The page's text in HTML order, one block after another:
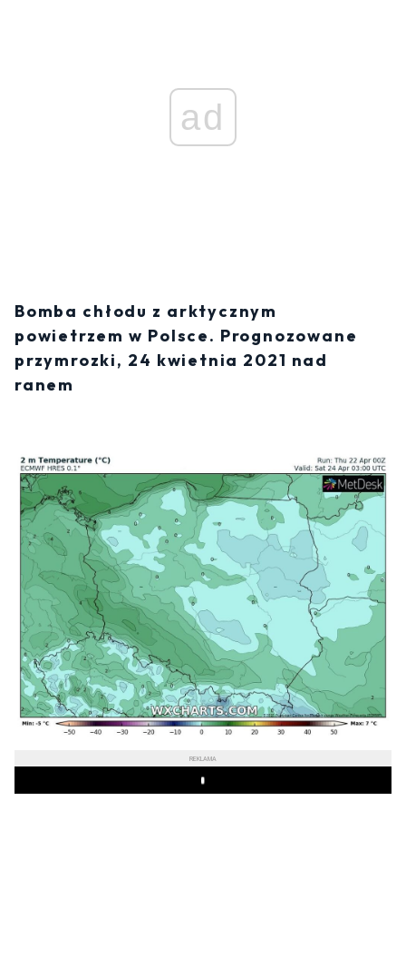
ad
Bomba chłodu z arktycznym
powietrzem w Polsce. Prognozowane
przymrozki, 24 kwietnia 2021 nad
ranem
REKLAMA
Play